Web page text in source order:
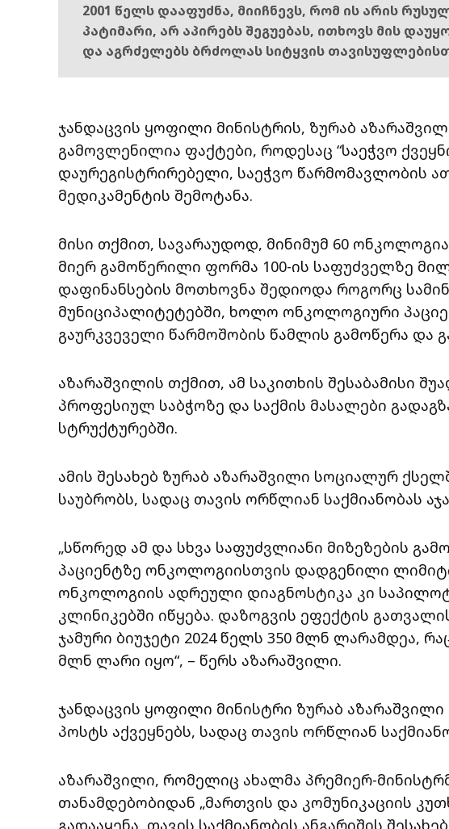
2001 წელს დააფუძნა, მიიჩნევს, რომ ის არის
პატიმარი, არ აპირებს შეგუებას, ითხოვს მის
და აგრძელებს ბრძოლას სიტყვის
ჯანდაცვის ყოფილი მინისტრის, ზურაბ
გამოვლენილია ფაქტები, როდესაც “საეჭვო
დაურეგისტრირებელი, საეჭვო წარმომავლობის
მედიკამენტის შემოტანა.
მისი თქმით, სავარაუდოდ, მინიმუმ 60
მიერ გამოწერილი ფორმა 100-ის საფუძველზე
დაფინანსების მოთხოვნა შედიოდა როგორც
მუნიციპალიტეტებში, ხოლო ონკოლოგიური
გაურკვეველი წარმოშობის წამლის გამოწერა და
აზარაშვილის თქმით, ამ საკითხის შესაბამისი
პროფესიულ საბჭოზე და საქმის მასალები
სტრუქტურებში.
ამის შესახებ ზურაბ აზარაშვილი სოციალურ
საუბრობს, სადაც თავის ორწლიან საქმიანობას
„სწორედ ამ და სხვა საფუძვლიანი მიზეზების
პაციენტზე ონკოლოგიისთვის დადგენილი
ონკოლოგიის ადრეული დიაგნოსტიკა კი
კლინიკებში იწყება. დაზოგვის ეფექტის
ჯამური ბიუჯეტი 2024 წელს 350 მლნ ლარამდეა,
მლნ ლარი იყო“, – წერს აზარაშვილი.
ჯანდაცვის ყოფილი მინისტრი ზურაბ
პოსტს აქვეყნებს, სადაც თავის ორწლიან
აზარაშვილი, რომელიც ახალმა პრემიერ-
თანამდებობიდან „მართვის და კომუნიკაციის
გადააყენა, თავის საქმიანობის ანგარიშის